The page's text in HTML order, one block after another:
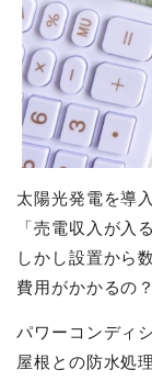
太陽光発電を導
「売電収入が入
しかし設置から
費用がかかるの
パワーコンディ
屋根との防水処